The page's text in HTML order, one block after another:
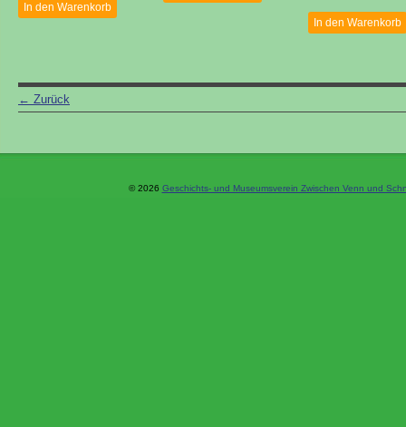
In den Warenkorb
In den Warenkorb
← Zurück
© 2026 Geschichts- und Museumsverein Zwischen Venn und